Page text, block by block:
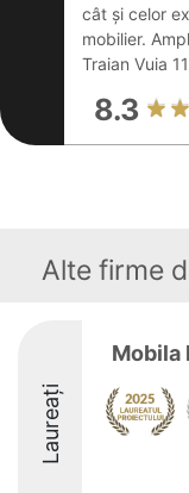
cât și celor
mobilier.
Traian Vuia
8.3
Alte firme
Laureați
Mobila